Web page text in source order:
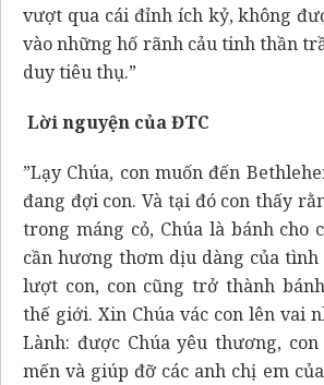
vượt qua cái đỉnh ích kỷ, không
vào những hố rãnh cảu tinh thần
duy tiêu thụ.”
Lời nguyện của ĐTC
”Lạy Chúa, con muốn đến
đang đợi con. Và tại đó con thấy
trong máng cỏ, Chúa là bánh cho
cần hương thơm dịu dàng của tình
lượt con, con cũng trở thành
thế giới. Xin Chúa vác con lên vai
Lành: được Chúa yêu thương,
mến và giúp đỡ các anh chị em